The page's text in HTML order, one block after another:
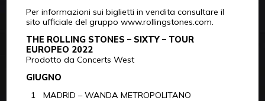
Per informazioni sui biglietti in vendita consultare il
sito ufficiale del gruppo www.rollingstones.com.
THE ROLLING STONES – SIXTY – TOUR
EUROPEO 2022
Prodotto da Concerts West
GIUGNO
1 MADRID – WANDA METROPOLITANO